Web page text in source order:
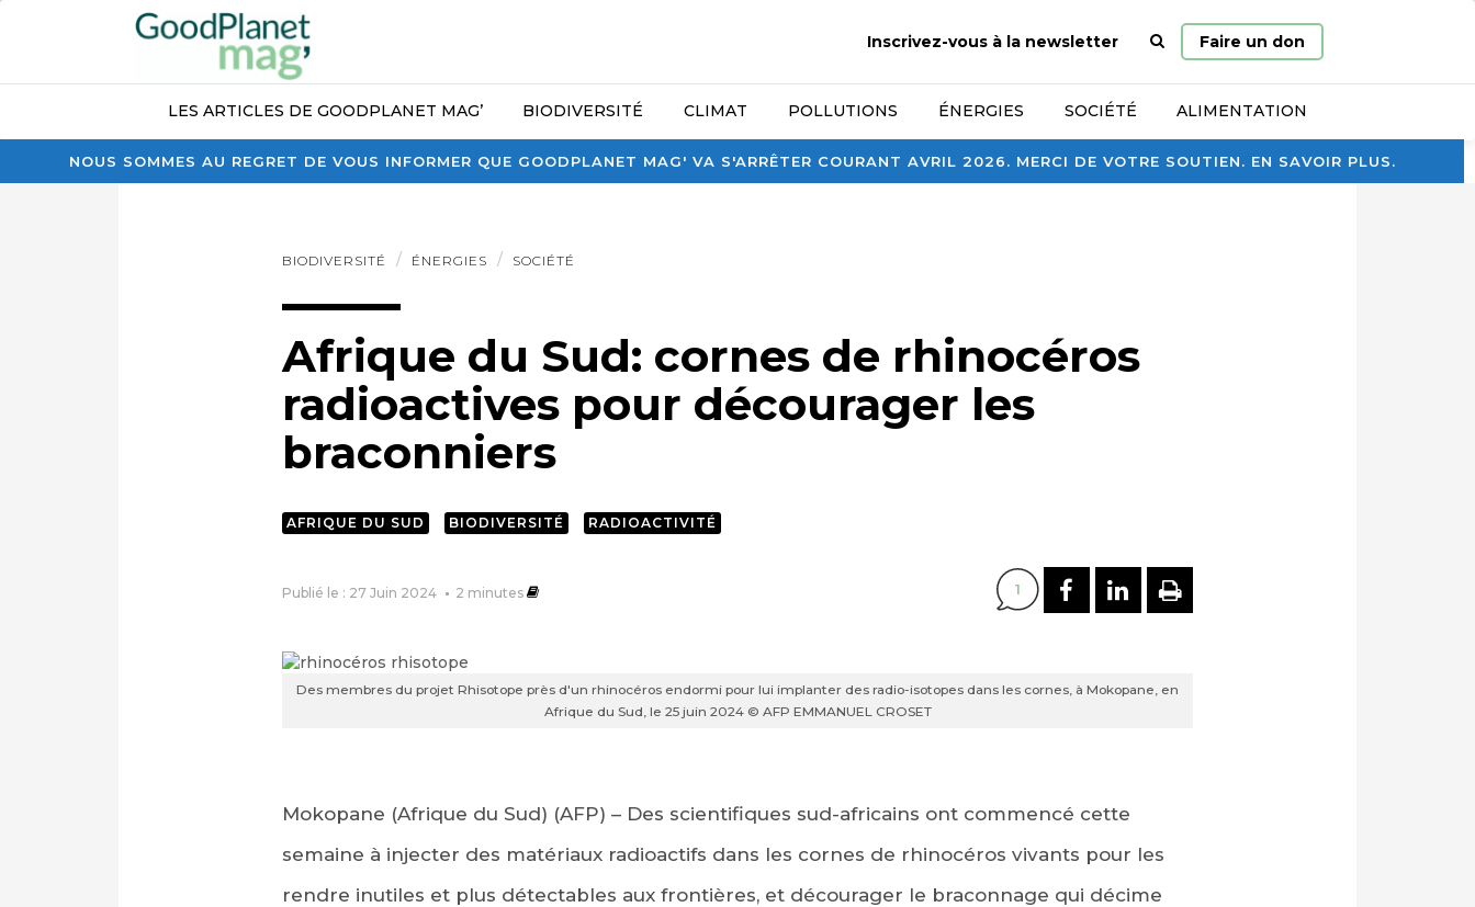
NOUS SOMMES AU REGRET DE VOUS INFORMER QUE GOODPLANET MAG' VA S'ARRÊTER COURANT AVRIL 2026. MERCI DE VOTRE SOUTIEN. EN SAVOIR PLUS.
Inscrivez-vous à la newsletter
Page
d’accueil
Faire un don
LES ARTICLES DE GOODPLANET MAG’ BIODIVERSITÉ CLIMAT POLLUTIONS ÉNERGIES SOCIÉTÉ ALIMENTATION
BIODIVERSITÉ ÉNERGIES SOCIÉTÉ
Afrique du Sud: cornes de rhinocéros
radioactives pour décourager les
braconniers
AFRIQUE DU SUD BIODIVERSITÉ RADIOACTIVITÉ
Publié le : 27 Juin 2024 2 minutes 1 PARTAGER SUR FACEBOOK
PARTAGER SUR
IMPRIMER
Des membres du projet Rhisotope près d'un rhinocéros endormi pour lui implanter des radio-isotopes dans les cornes, à Mokopane, en
Afrique du Sud, le 25 juin 2024 © AFP EMMANUEL CROSET
Mokopane (Afrique du Sud) (AFP) – Des scientifiques sud-africains ont commencé cette
semaine à injecter des matériaux radioactifs dans les cornes de rhinocéros vivants pour les
rendre inutiles et plus détectables aux frontières, et décourager le braconnage qui décime